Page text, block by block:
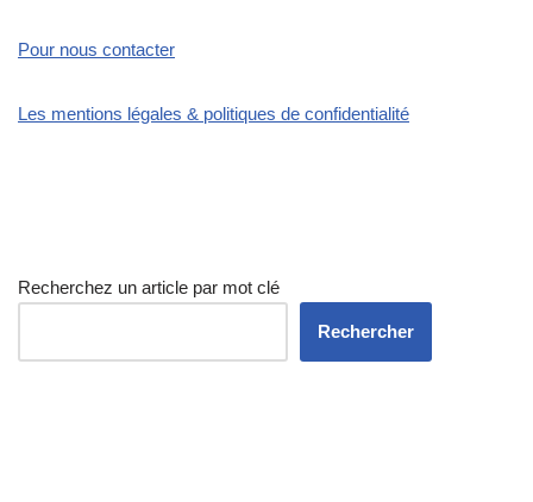
Pour nous contacter
Les mentions légales & politiques de confidentialité
Recherchez un article par mot clé
Rechercher